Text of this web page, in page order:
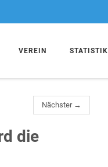
VEREIN STATISTIK
Nächster →
die